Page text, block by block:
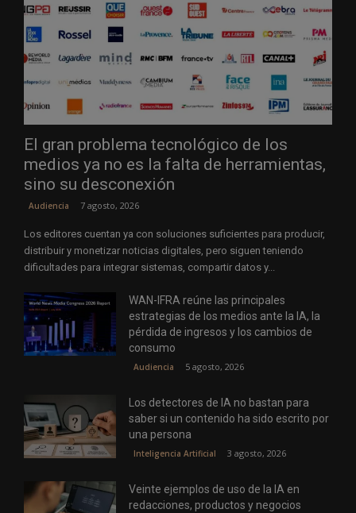
El gran problema tecnológico de los
medios ya no es la falta de herramientas,
sino su desconexión
Audiencia 7 agosto, 2026
Los editores cuentan ya con soluciones suficientes para producir,
distribuir y monetizar noticias digitales, pero siguen teniendo
dificultades para integrar sistemas, compartir datos y...
WAN-IFRA reúne las principales
estrategias de los medios ante la IA, la
pérdida de ingresos y los cambios de
consumo
Audiencia 5 agosto, 2026
Los detectores de IA no bastan para
saber si un contenido ha sido escrito por
una persona
Inteligencia Artificial 3 agosto, 2026
Veinte ejemplos de uso de la IA en
redacciones, productos y negocios